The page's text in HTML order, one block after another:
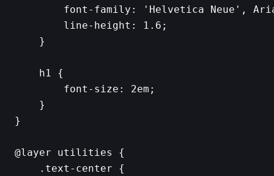
font-family: 'Helvetica Neue',
        line-height: 1.6;
    }
    h1 {
        font-size: 2em;
    }
}
@layer utilities {
    .text-center {